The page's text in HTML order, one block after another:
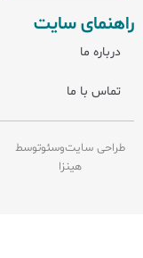
راهنمای سایت
درباره ما
تماس با ما
طراحی سایتوسئوتوسط
هینزا